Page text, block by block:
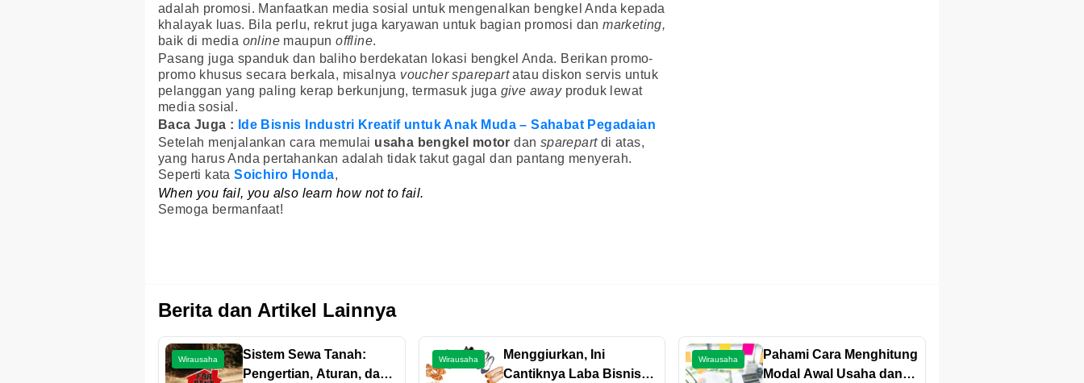
adalah promosi. Manfaatkan media sosial untuk mengenalkan bengkel Anda kepada
khalayak luas. Bila perlu, rekrut juga karyawan untuk bagian promosi danmarketing,
baik di media online maupunoffline.
Pasang juga spanduk dan baliho berdekatan lokasi bengkel Anda. Berikan promo-
promo khusus secara berkala, misalnya voucher sparepartatau diskon servis untuk
pelanggan yang paling kerap berkunjung, termasuk juga give awayproduk lewat
media sosial.
Baca Juga : Ide Bisnis Industri Kreatif untuk Anak Muda – Sahabat Pegadaian
Setelah menjalankan cara memulai usaha bengkel motor dan sparepartdi atas,
yang harus Anda pertahankan adalah tidak takut gagal dan pantang menyerah.
Seperti kata Soichiro Honda,
When you fail, you also learn how not to fail.
Semoga bermanfaat!
Berita dan Artikel Lainnya
Wirausaha
Sistem Sewa Tanah:
Pengertian, Aturan, dan
Wirausaha
Menggiurkan, Ini
Cantiknya Laba Bisnis
Wirausaha
Pahami Cara Menghitung
Modal Awal Usaha dan